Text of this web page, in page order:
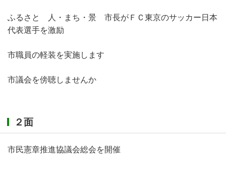
ふるさと 人・まち・景 市長がＦＣ東京のサッカー日本
代表選手を激励
市職員の軽装を実施します
市議会を傍聴しませんか
２面
市民憲章推進協議会総会を開催